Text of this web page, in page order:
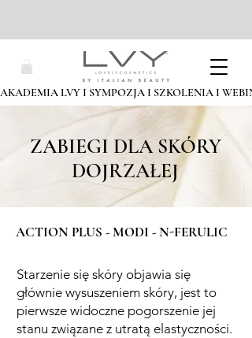
AKADEMIA LVY I SYMPOZJA I SZKOLENIA I
ZABIEGI DLA SKÓRY
DOJRZAŁEJ
ACTION PLUS - MODI - N-FERULIC
Starzenie się skóry objawia się
głównie wysuszeniem skóry, jest to
pierwsze widoczne pogorszenie jej
stanu związane z utratą elastyczności.